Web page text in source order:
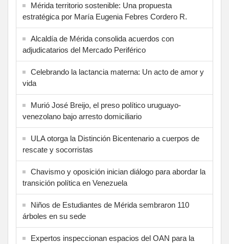
Mérida territorio sostenible: Una propuesta
estratégica por María Eugenia Febres Cordero R.
Alcaldía de Mérida consolida acuerdos con
adjudicatarios del Mercado Periférico
Celebrando la lactancia materna: Un acto de amor y
vida
Murió José Breijo, el preso político uruguayo-
venezolano bajo arresto domiciliario
ULA otorga la Distinción Bicentenario a cuerpos de
rescate y socorristas
Chavismo y oposición inician diálogo para abordar la
transición política en Venezuela
Niños de Estudiantes de Mérida sembraron 110
árboles en su sede
Expertos inspeccionan espacios del OAN para la